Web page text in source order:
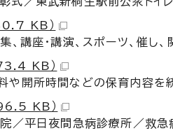
KB）
、講座・講演、スポーツ、催
KB）
や開所時間などの保育内容を
KB）
院／平日夜間急病診療所／救急